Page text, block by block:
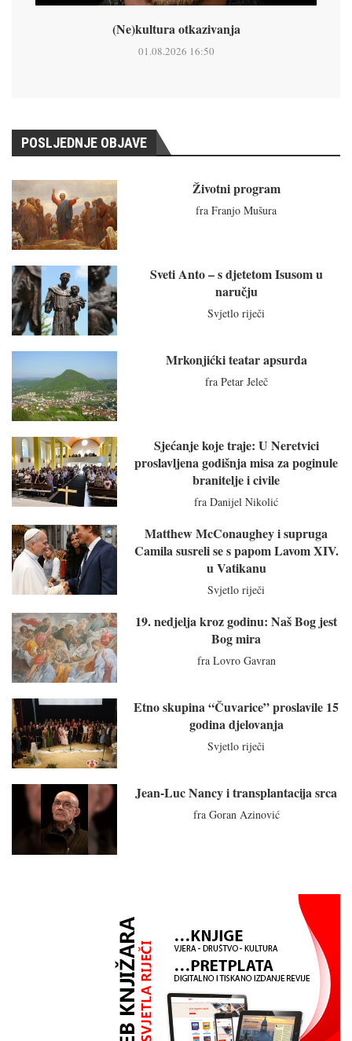
(Ne)kultura otkazivanja
01.08.2026 16:50
POSLJEDNJE OBJAVE
Životni program
fra Franjo Mušura
Sveti Anto – s djetetom Isusom u
naručju
Svjetlo riječi
Mrkonjićki teatar apsurda
fra Petar Jeleč
Sjećanje koje traje: U Neretvici
proslavljena godišnja misa za poginule
branitelje i civile
fra Danijel Nikolić
Matthew McConaughey i supruga
Camila susreli se s papom Lavom XIV.
u Vatikanu
Svjetlo riječi
19. nedjelja kroz godinu: Naš Bog jest
Bog mira
fra Lovro Gavran
Etno skupina “Čuvarice” proslavile 15
godina djelovanja
Svjetlo riječi
Jean-Luc Nancy i transplantacija srca
fra Goran Azinović